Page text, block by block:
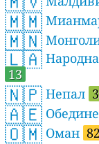
🇲🇲
🇲🇳
🇱🇦
13
🇳🇵 Непал
🇦🇪
🇴🇲 Оман